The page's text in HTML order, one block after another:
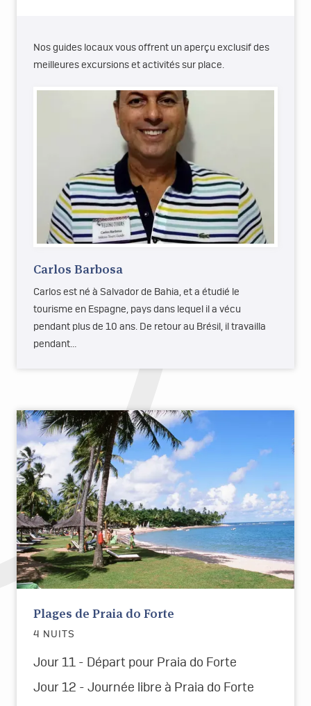
Nos guides locaux vous offrent un aperçu exclusif des
meilleures excursions et activités sur place.
Carlos Barbosa
Carlos est né à Salvador de Bahia, et a étudié le
tourisme en Espagne, pays dans lequel il a vécu
pendant plus de 10 ans. De retour au Brésil, il travailla
pendant…
Plages de Praia do Forte
4 NUITS
Jour 11 - Départ pour Praia do Forte
Jour 12 - Journée libre à Praia do Forte